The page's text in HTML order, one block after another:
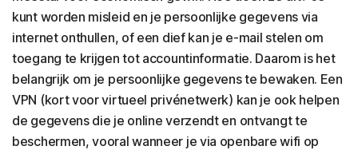
kunt worden misleid en je persoonlijke gegevens via
internet onthullen, of een dief kan je e-mail stelen om
toegang te krijgen tot accountinformatie. Daarom is het
belangrijk om je persoonlijke gegevens te bewaken. Een
VPN (kort voor virtueel privénetwerk) kan je ook helpen
de gegevens die je online verzendt en ontvangt te
beschermen, vooral wanneer je via openbare wifi op